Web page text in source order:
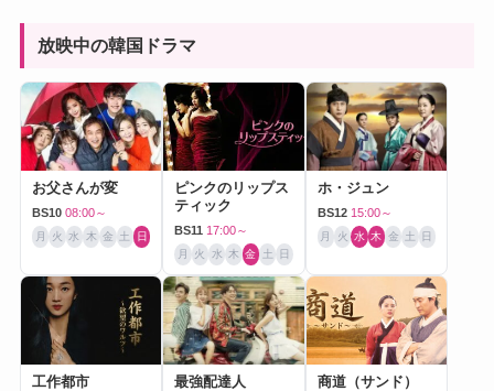
放映中の韓国ドラマ
お父さんが変
BS10 08:00～
月 火 水 木 金 土 日
ピンクのリップス
ティック
BS11 17:00～
月 火 水 木 金 土 日
ホ・ジュン
BS12 15:00～
月 火 水 木 金 土 日
工作都市 最強配達人 商道（サンド）